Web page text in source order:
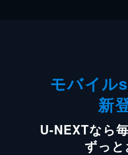
モバイル
新
U-NEXTなら
ずっと